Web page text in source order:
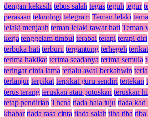
dengan kekasih tebus salah tegas teguh tegur
perasaan teknologi telegram Teman lelaki
lelaki menjauh teman lelaki tawar hati Teman
kerja tenggelam timbul terabai terapi terapi diri
terbuka hati terburu tergantung terhegeh terikat
terima hakikat terima seadanya terima semula
teringat cinta lama terlalu awal berkahwin
terlanjur terpikat terpikat guru sendiri tertekan
terus terang teruskan atau putuskan teruskan
tetap pendirian Thena tiada hala tuju tiada kad
khabar tiada rasa cinta tiada salah tiba tiba tiba